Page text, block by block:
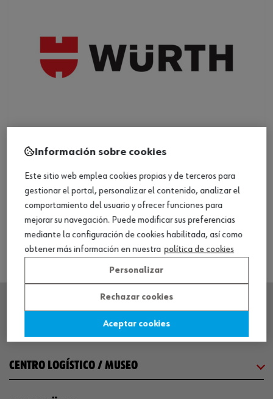
Kit de montaje, surtido para vehículos
Ver producto
CENTRO LOGÍSTICO / MUSEO
Información sobre cookies
Este sitio web emplea cookies propias y de terceros para
gestionar el portal, personalizar el contenido, analizar el
comportamiento del usuario y ofrecer funciones para
mejorar su navegación. Puede modificar sus preferencias
mediante la configuración de cookies habilitada, así como
obtener más información en nuestra política de cookies
Personalizar
Rechazar cookies
Aceptar cookies